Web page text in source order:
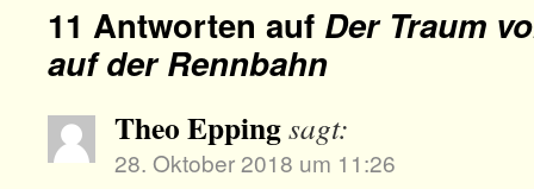
11 Antworten auf Der Traum
auf der Rennbahn
Theo Eppingsagt:
28. Oktober 2018 um 11:26